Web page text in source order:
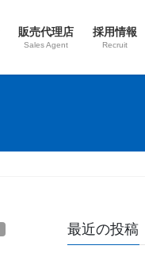
販売代理店
Sales Agent
採用情報
Recruit
最近の投稿